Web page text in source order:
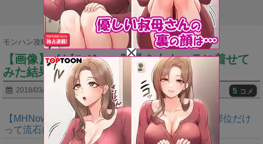
モンハン攻略まとめ隊 > 武器・防具
【画像】イビルジョー防具を女キャラに着せて
みた結果ｗｗｗｗｗｗ⇐ぶっさｗｗｗ
2018/03/22 5 コメ
【MHNow】150回は錬成してダブルインパクト２部位だけ
って流石に泣けてくる